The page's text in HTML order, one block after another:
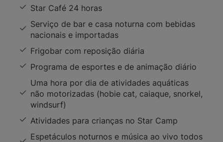
Star Café 24 horas
Serviço de bar e casa noturna com bebidas
nacionais e importadas
Frigobar com reposição diária
Programa de esportes e de animação diário
Uma hora por dia de atividades aquáticas
não motorizadas (hobie cat, caiaque, snorkel,
windsurf)
Atividades para crianças no Star Camp
Espetáculos noturnos e música ao vivo todos